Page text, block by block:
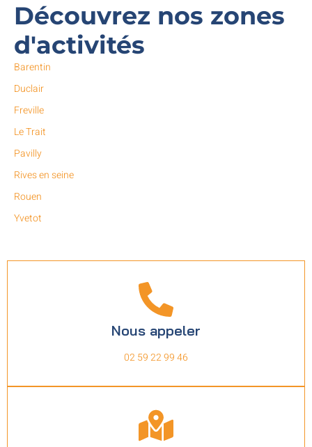
Découvrez nos zones
d'activités
Barentin
Duclair
Freville
Le Trait
Pavilly
Rives en seine
Rouen
Yvetot
Nous appeler
02 59 22 99 46